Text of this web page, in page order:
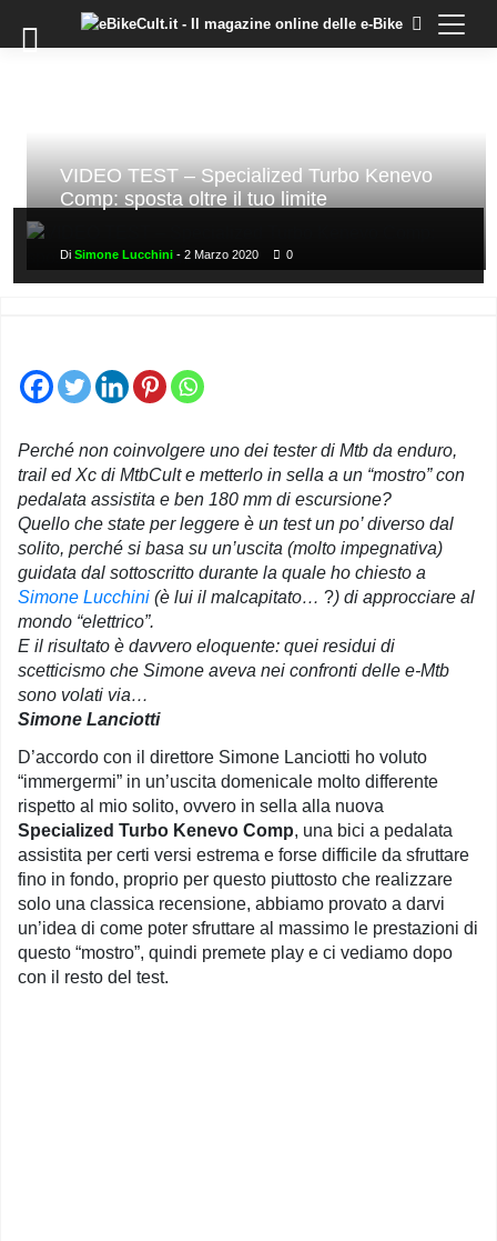
×
STORIE
TRAINING
TUTORIAL
LO
CONTATTI
POLICY
VIDEO TEST – Specialized Turbo Kenevo
Comp: sposta oltre il tuo limite
Di Simone Lucchini - 2 Marzo 2020 0
Perché non coinvolgere uno dei tester di Mtb da enduro,
trail ed Xc di MtbCult e metterlo in sella a un “mostro” con
pedalata assistita e ben 180 mm di escursione?
Quello che state per leggere è un test un po’ diverso dal
solito, perché si basa su un’uscita (molto impegnativa)
guidata dal sottoscritto durante la quale ho chiesto a
Simone Lucchini (è lui il malcapitato… ?) di approcciare al
mondo “elettrico”.
E il risultato è davvero eloquente: quei residui di
scetticismo che Simone aveva nei confronti delle e-Mtb
sono volati via…
Simone Lanciotti
D’accordo con il direttore Simone Lanciotti ho voluto
“immergermi” in un’uscita domenicale molto differente
rispetto al mio solito, ovvero in sella alla nuova
Specialized Turbo Kenevo Comp, una bici a pedalata
assistita per certi versi estrema e forse difficile da sfruttare
fino in fondo, proprio per questo piuttosto che realizzare
solo una classica recensione, abbiamo provato a darvi
un’idea di come poter sfruttare al massimo le prestazioni di
questo “mostro”, quindi premete play e ci vediamo dopo
con il resto del test.